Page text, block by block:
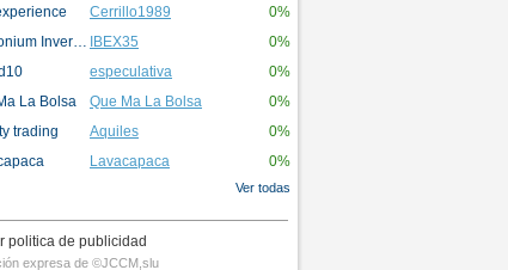
Cerrillo1989 0%
Mindonium Inversions IBEX35 0%
especulativa 0%
La Bolsa Que Ma La Bolsa 0%
trading Aquiles 0%
Lavacapaca 0%
Ver todas
politica de publicidad
expresa de ©JCCM,slu